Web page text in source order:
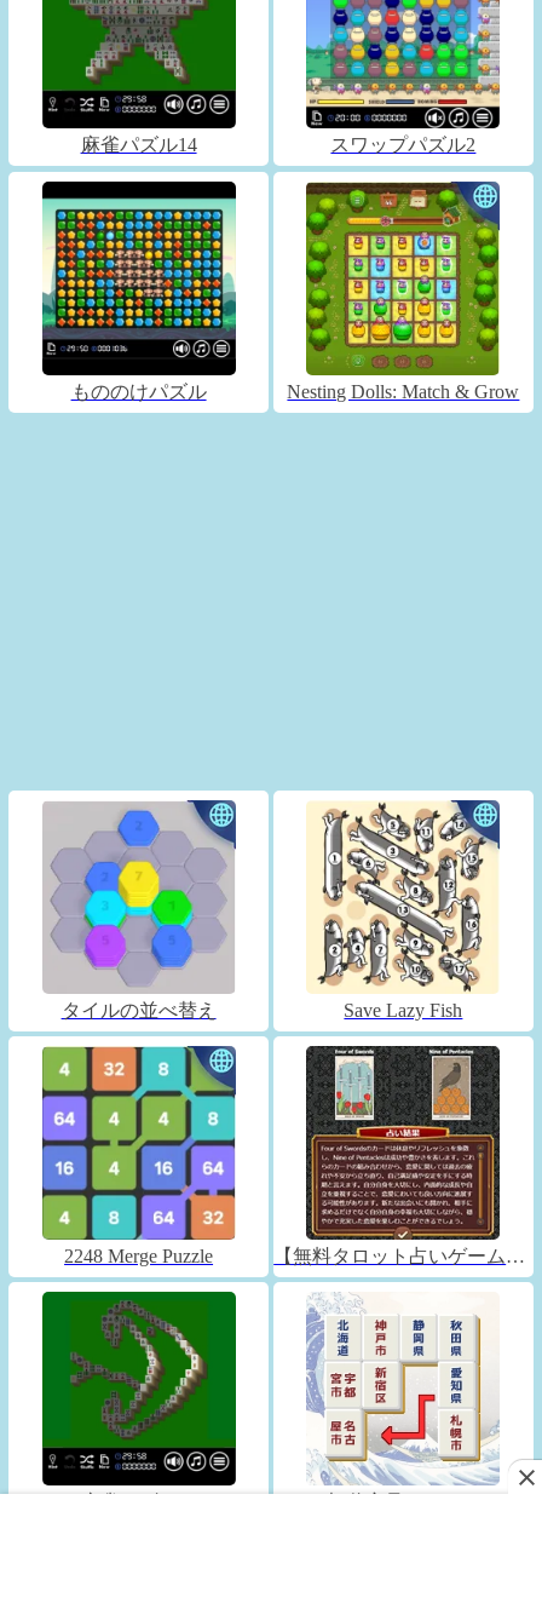
麻雀パズル14 スワップパズル2
もののけパズル Nesting Dolls: Match & Grow
タイルの並べ替え Save Lazy Fish
2248 Merge Puzzle 【無料タロット占いゲーム】フォーチュンコネクト